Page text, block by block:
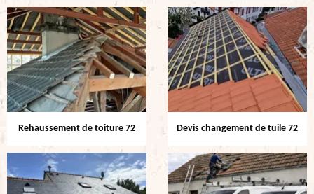
Rehaussement de toiture 72 Devis changement de tuile 72